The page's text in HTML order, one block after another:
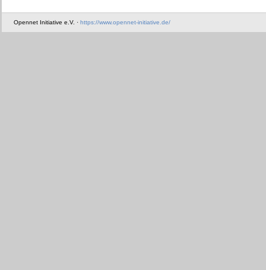
Opennet Initiative e.V. · https://www.opennet-initiative.de/